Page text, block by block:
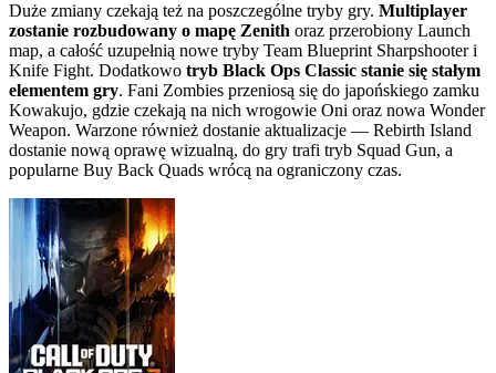
Duże zmiany czekają też na poszczególne tryby gry. Multiplayer
zostanie rozbudowany o mapę Zenith oraz przerobiony Launch
map, a całość uzupełnią nowe tryby Team Blueprint Sharpshooter i
Knife Fight. Dodatkowo tryb Black Ops Classic stanie się stałym
elementem gry. Fani Zombies przeniosą się do japońskiego zamku
Kowakujo, gdzie czekają na nich wrogowie Oni oraz nowa Wonder
Weapon. Warzone również dostanie aktualizacje — Rebirth Island
dostanie nową oprawę wizualną, do gry trafi tryb Squad Gun, a
popularne Buy Back Quads wrócą na ograniczony czas.